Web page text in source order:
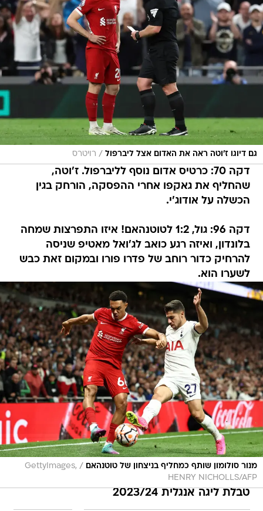
גם דיוגו ז'וטה ראה את האדום אצל ליברפול / רויטרס
דקה 70: כרטיס אדום נוסף לליברפול. ז'וטה,
שהחליף את גאקפו אחרי ההפסקה, הורחק בגין
הכשלה על אודוג'י.
דקה 96: גול, 1:2 לטוטנהאם! איזו התפרצות שמחה
בלונדון, ואיזה רגע כואב לג'ואל מאטיפ שניסה
להרחיק כדור רוחב של פדרו פורו ובמקום זאת כבש
לשערו הוא.
מנור סולומון שותף כמחליף בניצחון של טוטנהאם /
GettyImages,
HENRY NICHOLLS/AFP
טבלת ליגה אנגלית 2023/24